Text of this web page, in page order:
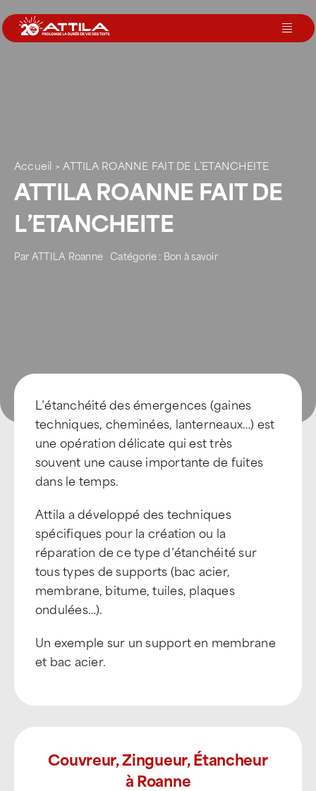
au
contenu
Nos agences
Votre toit
Rejoignez-nous
Accueil > ATTILA ROANNE FAIT DE L’ETANCHEITE
ATTILA ROANNE FAIT DE
L’ETANCHEITE
ParATTILA Roanne Catégorie : Bon à savoir
L’étanchéité des émergences (gaines
techniques, cheminées, lanterneaux…) est
une opération délicate qui est très
souvent une cause importante de fuites
dans le temps.
Attila a développé des techniques
spécifiques pour la création ou la
réparation de ce type d’étanchéité sur
tous types de supports (bac acier,
membrane, bitume, tuiles, plaques
ondulées…).
Un exemple sur un support en membrane
et bac acier.
Couvreur, Zingueur, Étancheur
à Roanne